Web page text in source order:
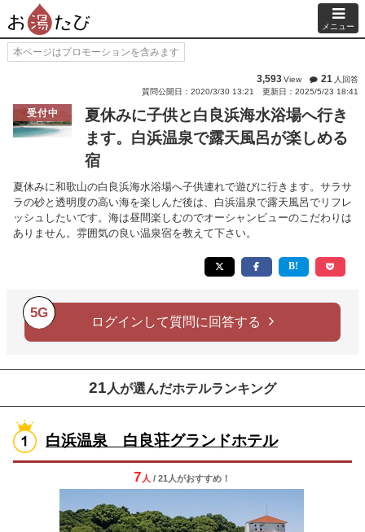
メニュー
本ページはプロモーションを含みます
3,593View 21 人回答
質問公開日：2020/3/30 13:21
更新日：2025/5/23 18:41
受付中
夏休みに子供と白良浜海水浴場へ行き
ます。白浜温泉で露天風呂が楽しめる
宿
夏休みに和歌山の白良浜海水浴場へ子供連れで遊びに行きます。サラサ
ラの砂と透明度の高い海を楽しんだ後は、白浜温泉で露天風呂でリフレ
ッシュしたいです。海は昼間楽しむのでオーシャンビューのこだわりは
ありません。雰囲気の良い温泉宿を教えて下さい。
5G
ログインして質問に回答する
21 人が選んだホテルランキング
白浜温泉 白良荘グランドホテル
7 人 / 21人がおすすめ！